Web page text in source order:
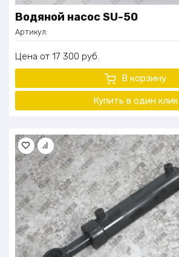
Водяной насос SU-50
Артикул:
Цена 17 300 руб.
В корзину
Купить в один клик